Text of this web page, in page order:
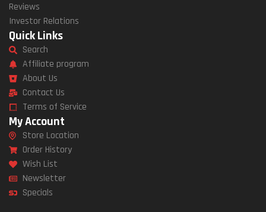
Reviews
Investor Relations
Quick Links
Search
Affiliate program
About Us
Contact Us
Terms of Service
My Account
Store Location
Order History
Wish List
Newsletter
Specials